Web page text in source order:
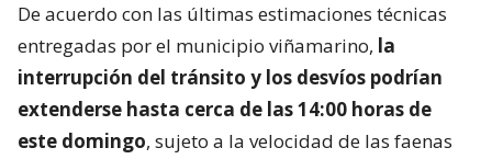
De acuerdo con las últimas estimaciones técnicas
entregadas por el municipio viñamarino, la
interrupción del tránsito y los desvíos podrían
extenderse hasta cerca de las 14:00 horas de
este domingo, sujeto a la velocidad de las faenas